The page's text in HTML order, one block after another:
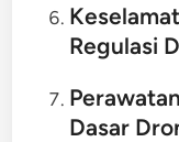
Regulasi
Dasar